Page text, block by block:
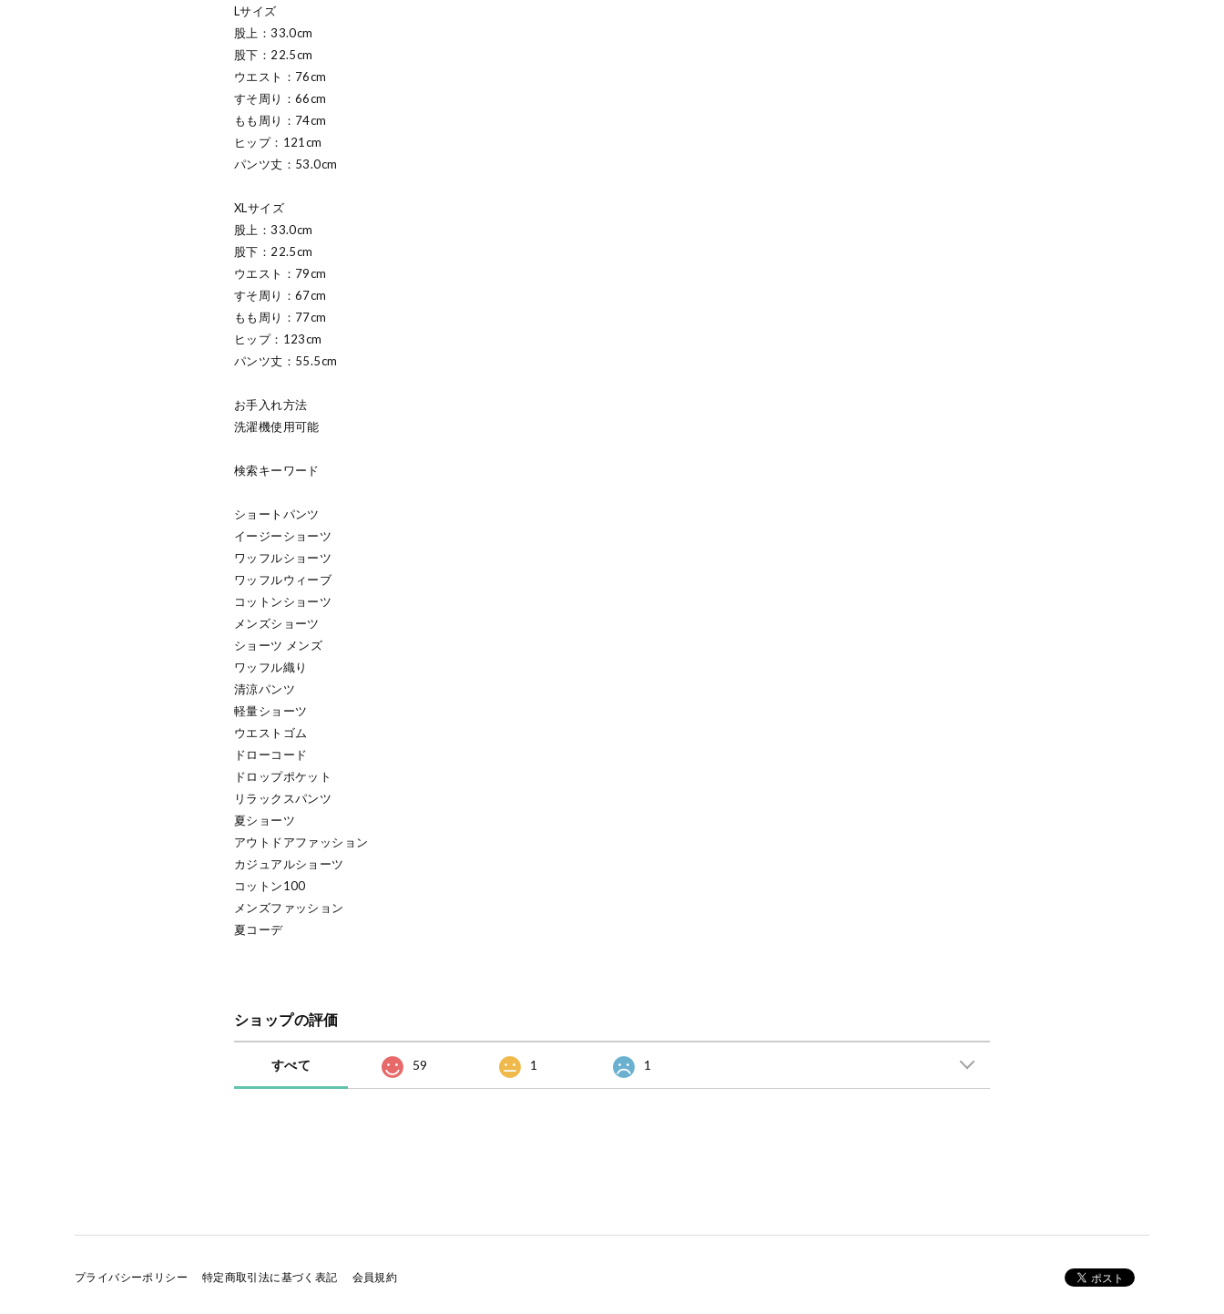
Lサイズ
股上：33.0cm
股下：22.5cm
ウエスト：76cm
すそ周り：66cm
もも周り：74cm
ヒップ：121cm
パンツ丈：53.0cm
XLサイズ
股上：33.0cm
股下：22.5cm
ウエスト：79cm
すそ周り：67cm
もも周り：77cm
ヒップ：123cm
パンツ丈：55.5cm
お手入れ方法
洗濯機使用可能
検索キーワード
ショートパンツ
イージーショーツ
ワッフルショーツ
ワッフルウィーブ
コットンショーツ
メンズショーツ
ショーツ メンズ
ワッフル織り
清涼パンツ
軽量ショーツ
ウエストゴム
ドローコード
ドロップポケット
リラックスパンツ
夏ショーツ
アウトドアファッション
カジュアルショーツ
コットン100
メンズファッション
夏コーデ
ショップの評価
すべて 59 1 1
プライバシーポリシー 特定商取引法に基づく表記 会員規約